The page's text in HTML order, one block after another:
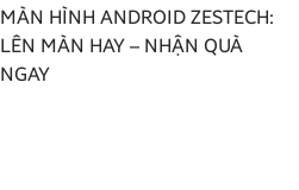
MÀN HÌNH ANDROID ZESTECH:
LÊN MÀN HAY – NHẬN QUÀ
NGAY